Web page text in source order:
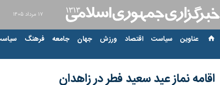
۱۷ مرداد ۱۴۰۵
عناوین‌ سیاست اقتصاد ورزش جهان جامعه فرهنگ
اقامه نماز عید سعید فطر در زاهدان